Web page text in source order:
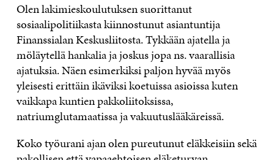
Olen lakimieskoulutuksen suorittanut
sosiaalipolitiikasta kiinnostunut asiantuntija
Finanssialan Keskusliitosta. Tykkään ajatella ja
möläytellä hankalia ja joskus jopa ns. vaarallisia
ajatuksia. Näen esimerkiksi paljon hyvää myös
yleisesti erittäin ikäviksi koetuissa asioissa kuten
vaikkapa kuntien pakkoliitoksissa,
natriumglutamaatissa ja vakuutuslääkäreissä.
Koko työurani ajan olen pureutunut eläkkeisiin sekä